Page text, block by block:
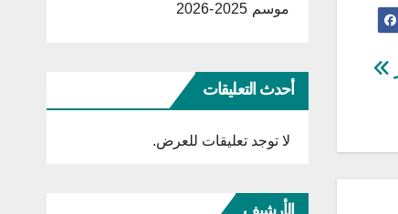
موسم 2025-2026
أحدث التعليقات
لا توجد تعليقات للعرض.